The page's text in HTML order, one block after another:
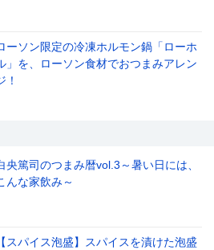
] 公式twitterペ
] 公式facebookペ
スタイル] 公式
ーソン限定の冷凍ホルモン鍋「ローホ
」を、ローソン食材でおつまみアレン
！
央篤司のつまみ暦vol.3～暑い日には、
んな家飲み～
【スパイス泡盛】スパイスを漬けた泡盛